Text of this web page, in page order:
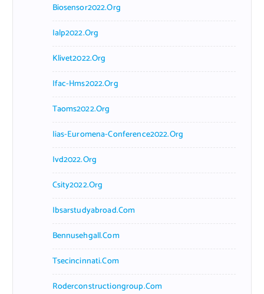
Biosensor2022.org
Ialp2022.org
Klivet2022.org
Ifac-Hms2022.org
Taoms2022.org
Iias-Euromena-Conference2022.org
Ivd2022.org
Csity2022.org
Ibsarstudyabroad.com
Bennusehgall.com
Tsecincinnati.com
Roderconstructiongroup.com